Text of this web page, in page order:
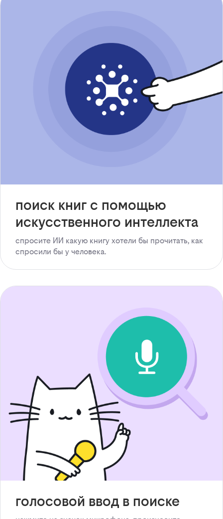
поиск книг с помощью
искусственного интеллекта
спросите ИИ какую книгу хотели бы прочитать, как
спросили бы у человека.
голосовой ввод в поиске